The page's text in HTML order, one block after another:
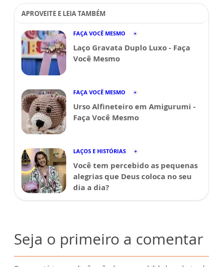
APROVEITE E LEIA TAMBÉM
FAÇA VOCÊ MESMO
Laço Gravata Duplo Luxo - Faça
Você Mesmo
FAÇA VOCÊ MESMO
Urso Alfineteiro em Amigurumi -
Faça Você Mesmo
LAÇOS E HISTÓRIAS
Você tem percebido as pequenas
alegrias que Deus coloca no seu
dia a dia?
Seja o primeiro a comentar